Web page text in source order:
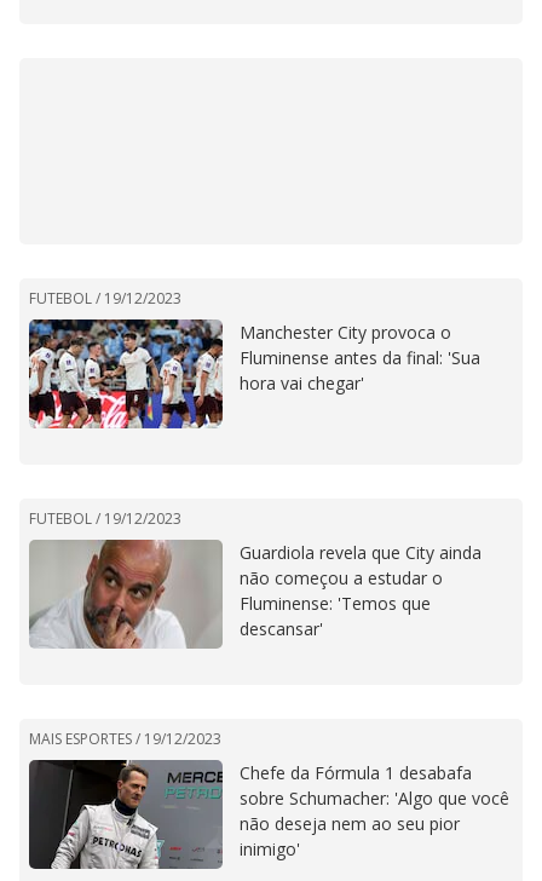
FUTEBOL / 19/12/2023
Manchester City provoca o
Fluminense antes da final: 'Sua
hora vai chegar'
FUTEBOL / 19/12/2023
Guardiola revela que City ainda
não começou a estudar o
Fluminense: 'Temos que
descansar'
MAIS ESPORTES / 19/12/2023
Chefe da Fórmula 1 desabafa
sobre Schumacher: 'Algo que você
não deseja nem ao seu pior
inimigo'